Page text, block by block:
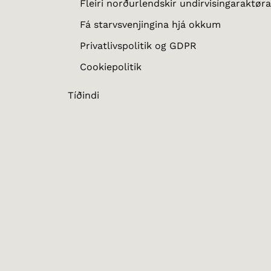
Fleiri norðurlendskir
Fá starvsvenjingina hjá okkum
Privatlivspolitik og GDPR
Cookiepolitik
Tíðindi